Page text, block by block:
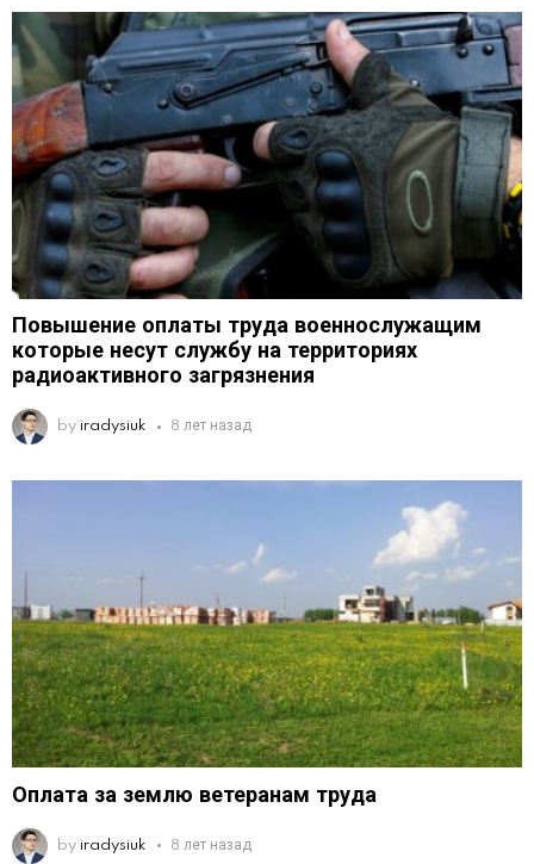
Повышение оплаты труда военнослужащим
которые несут службу на территориях
радиоактивного загрязнения
by iradysiuk 8 лет назад
Оплата за землю ветеранам труда
by iradysiuk 8 лет назад